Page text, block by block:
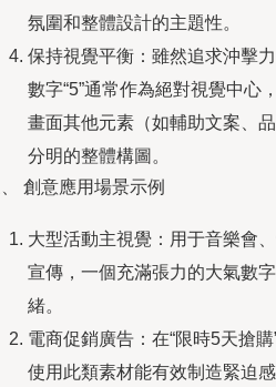
氛圍和整體設計的主題性。
保持視覺平衡：雖然追求沖擊
數字“5”通常作為絕對視覺中心
畫面其他元素（如輔助文案、
分明的整體構圖。
創意應用場景示例
大型活動主視覺：用于音樂會
宣傳，一個充滿張力的大氣數
緒。
電商促銷廣告：在“限時5天搶
使用此類素材能有效制造緊迫